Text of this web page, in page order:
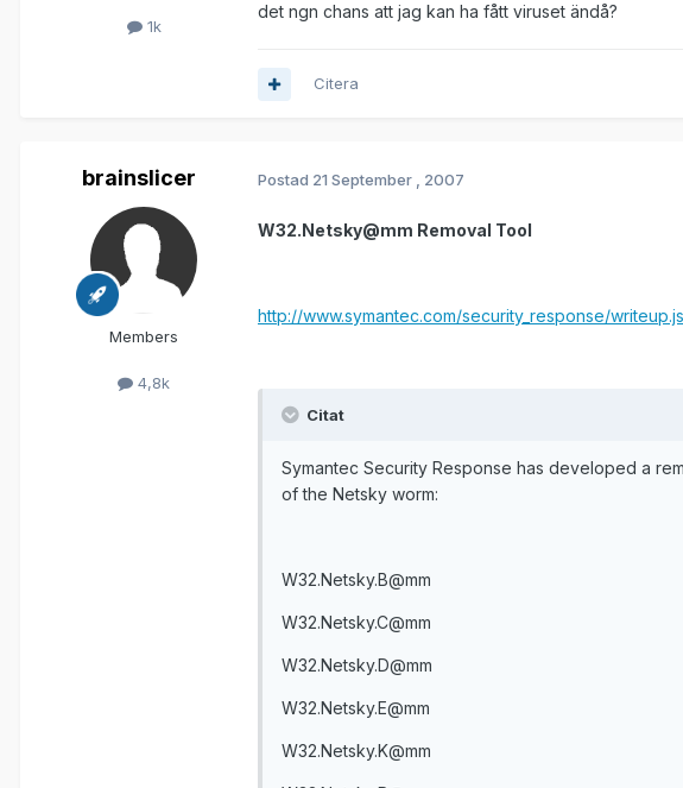
1k
det ngn chans att jag kan ha fått viruset ändå?
Citera
brainslicer
Members
4,8k
Postad 21 September , 2007
W32.Netsky@mm Removal Tool
http://www.symantec.com/security_response/
Citat
Symantec Security Response has developed a
of the Netsky worm:
W32.Netsky.B@mm
W32.Netsky.C@mm
W32.Netsky.D@mm
W32.Netsky.E@mm
W32.Netsky.K@mm